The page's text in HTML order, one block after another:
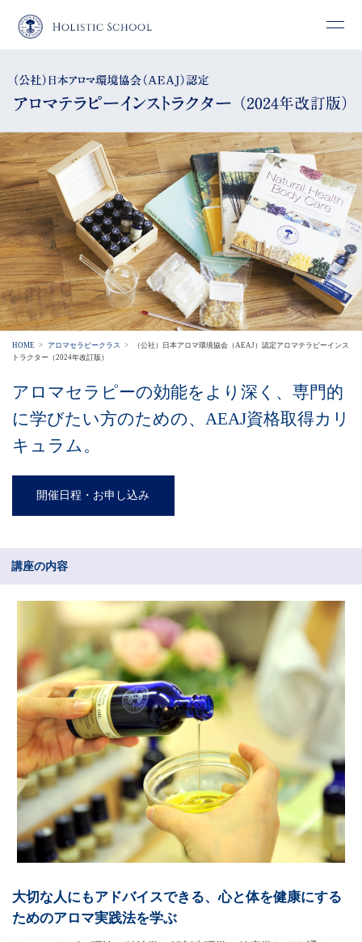
HOME アロマセラピークラス
（公社）日本アロマ環境協会（AEAJ）認定アロマテラピーインス
トラクター（2024年改訂版）
アロマセラピーの効能をより深く、専門的
に学びたい方のための、AEAJ資格取得カリ
キュラム。
開催日程・お申し込み
講座の内容
大切な人にもアドバイスできる、心と体を健康にする
ためのアロマ実践法を学ぶ